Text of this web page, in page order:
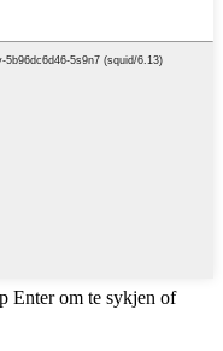
Enter om te sykjen of